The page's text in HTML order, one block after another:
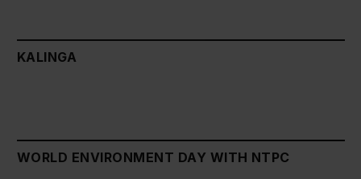
KALINGA
WORLD ENVIRONMENT DAY WITH NTPC